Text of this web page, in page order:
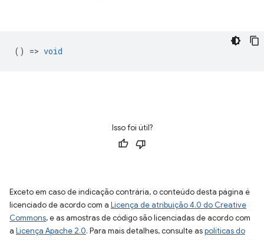
() => void
Isso foi útil?
Exceto em caso de indicação contrária, o conteúdo desta página é
licenciado de acordo com a Licença de atribuição 4.0 do Creative
Commons, e as amostras de código são licenciadas de acordo com
a Licença Apache 2.0. Para mais detalhes, consulte aspolíticas do